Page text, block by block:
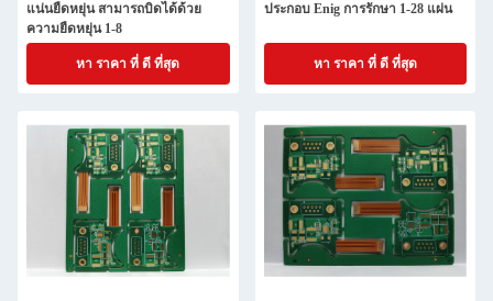
แน่นยืดหยุ่น สามารถบิดได้ด้วย
ความยืดหยุ่น 1-8
หา ราคา ที่ ดี ที่สุด
ประกอบ Enig การรักษา 1-28 แผ่น
หา ราคา ที่ ดี ที่สุด